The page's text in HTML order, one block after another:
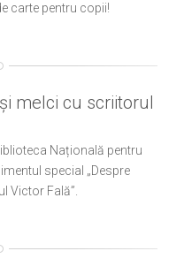
carte pentru copii!
melci cu scriitorul
Națională pentru
special „Despre
Victor Fală”.